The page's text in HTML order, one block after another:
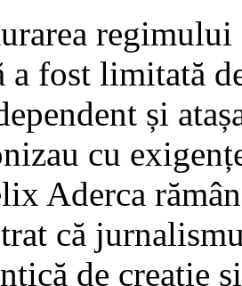
a fost limitată
și
cu
Aderca
că
de creație